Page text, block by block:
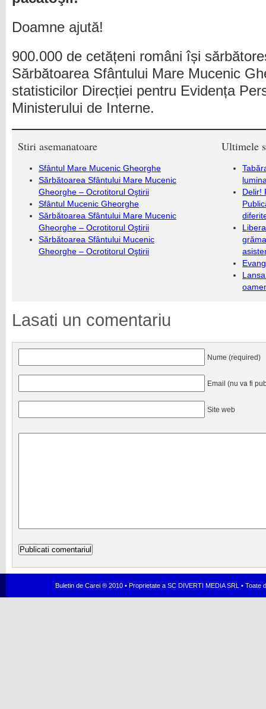
Doamne ajută!
900.000 de cetățeni români își
Sărbătoarea Sfântului Mare Mucenic
statisticilor Direcției pentru Evidența
Ministerului de Interne.
Stiri asemanatoare
Sfântul Mare Mucenic Gheorghe
Sărbătoarea Sfântului Mare Mucenic
Gheorghe – Ocrotitorul Oştirii
Sfântul Mucenic Gheorghe
Sărbătoarea Sfântului Mare Mucenic
Gheorghe – Ocrotitorul Oştirii
Sărbătoarea Sfântului Mucenic
Gheorghe – Ocrotitorul Oştirii
Ultimele
Delir!
Lasati un comentariu
Nume (required)
Email (nu va fi
Site web
Buletin de Carei ® 2010 • Proprietate a SC DIVERTI MEDIA SRL •